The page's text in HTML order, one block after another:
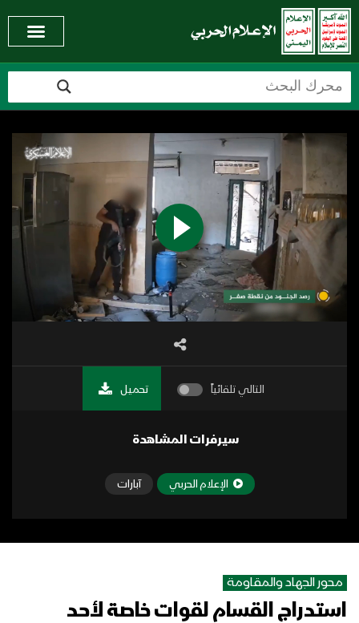
التالي تلقائياً تحميل
سيرفرات المشاهدة
الإعلام الحربي آبارات
محور الجهاد والمقاومة
استدراج القسام لقوات خاصة لأحد